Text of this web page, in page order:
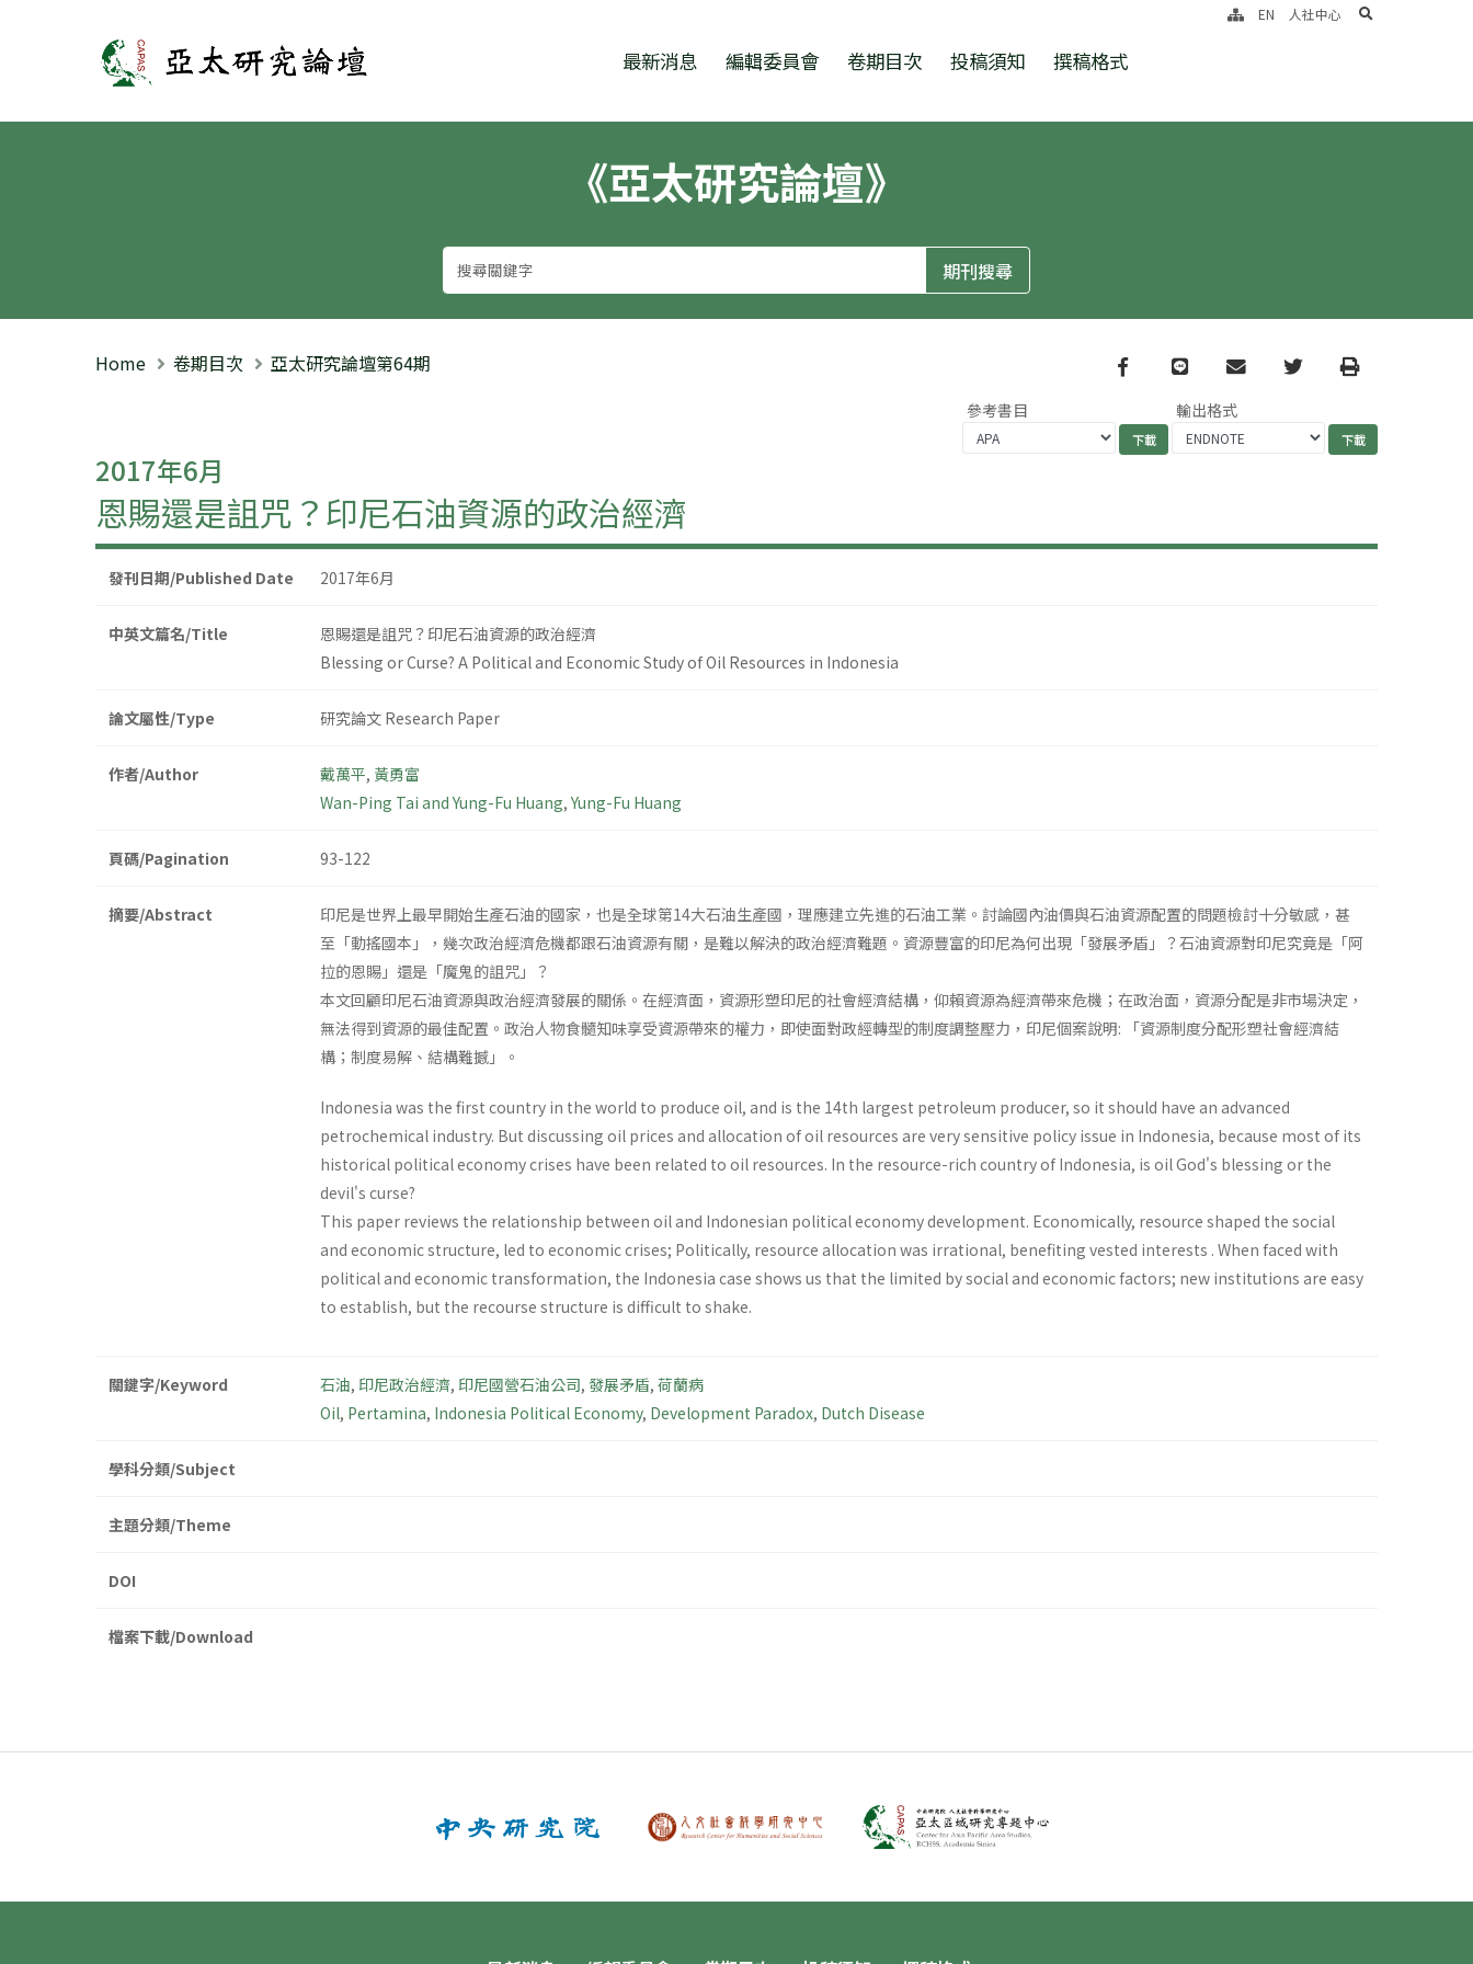
亞太研究論壇 最新消息 編輯委員會 卷期目次 投稿須知 撰稿格式
EN 人社中心 search
《亞太研究論壇》
Home 卷期目次 亞太研究論壇第64期 Facebook
line email TwitterPrint
參考書目 輸出格式
2017年6月
恩賜還是詛咒？印尼石油資源的政治經濟
發刊日期/Published Date 2017年6月
中英文篇名/Title
恩賜還是詛咒？印尼石油資源的政治經濟
Blessing or Curse? A Political and Economic Study of Oil Resources in Indonesia
論文屬性/Type 研究論文 Research Paper
作者/Author 戴萬平, 黃勇富
Wan-Ping Tai and Yung-Fu Huang, Yung-Fu Huang
頁碼/Pagination 93-122
摘要/Abstract
印尼是世界上最早開始生產石油的國家，也是全球第14大石油生產國，理應建立先進的石油工業。討論國內油價與石油資源配置的問題檢討十分敏感，甚
至「動搖國本」，幾次政治經濟危機都跟石油資源有關，是難以解決的政治經濟難題。資源豐富的印尼為何出現「發展矛盾」？石油資源對印尼究竟是「阿
拉的恩賜」還是「魔鬼的詛咒」？
本文回顧印尼石油資源與政治經濟發展的關係。在經濟面，資源形塑印尼的社會經濟結構，仰賴資源為經濟帶來危機；在政治面，資源分配是非市場決定，
無法得到資源的最佳配置。政治人物食髓知味享受資源帶來的權力，即使面對政經轉型的制度調整壓力，印尼個案說明: 「資源制度分配形塑社會經濟結
構；制度易解、結構難撼」。
Indonesia was the first country in the world to produce oil, and is the 14th largest petroleum producer, so it should have an advanced
petrochemical industry. But discussing oil prices and allocation of oil resources are very sensitive policy issue in Indonesia, because most of its
historical political economy crises have been related to oil resources. In the resource-rich country of Indonesia, is oil God's blessing or the
devil's curse?
This paper reviews the relationship between oil and Indonesian political economy development. Economically, resource shaped the social
and economic structure, led to economic crises; Politically, resource allocation was irrational, benefiting vested interests . When faced with
political and economic transformation, the Indonesia case shows us that the limited by social and economic factors; new institutions are easy
to establish, but the recourse structure is difficult to shake.
關鍵字/Keyword 石油, 印尼政治經濟, 印尼國營石油公司, 發展矛盾, 荷蘭病
Oil, Pertamina, Indonesia Political Economy, Development Paradox, Dutch Disease
學科分類/Subject
主題分類/Theme
DOI
檔案下載/Download